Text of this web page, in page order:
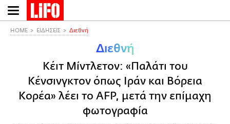
Παράκαμψη
προς
HOME ΕΙΔΗΣΕΙΣ Διεθνή
Διεθνή
Κέιτ Μίντλετον: «Παλάτι του
Κένσινγκτον όπως Ιράν και Βόρεια
Κορέα» λέει το AFP, μετά την επίμαχη
φωτογραφία